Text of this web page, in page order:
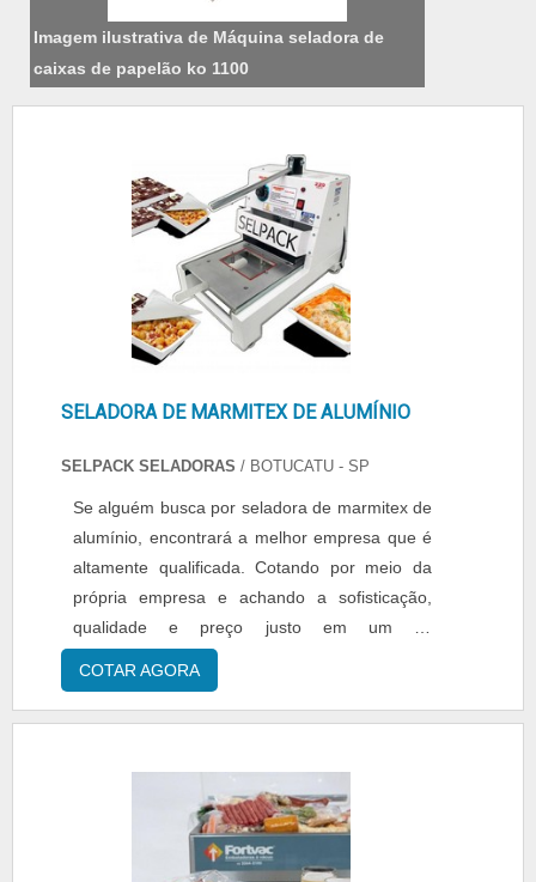
Imagem ilustrativa de Máquina seladora de
caixas de papelão ko 1100
SELADORA DE MARMITEX DE ALUMÍNIO
SELPACK SELADORAS / BOTUCATU - SP
Se alguém busca por seladora de marmitex de
alumínio, encontrará a melhor empresa que é
altamente qualificada. Cotando por meio da
própria empresa e achando a sofisticação,
qualidade e preço justo em um só
lugar.ALGUNS DETALHES SOBRE SELADORA
DE MARMITEX DE ALUMÍNIOQuem pesquisa
Selpack Seladoras. Atuando com seladora
para formas de pudim modelo plastilania 3
tamanhos e seladora para cápsulas de café
com gabarito de 8 cavidades, garantindo o que
COTAR AGORA